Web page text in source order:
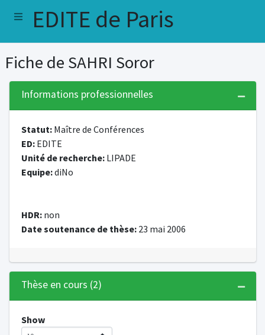
EDITE de Paris
Fiche de SAHRI Soror
Informations professionnelles
Statut: Maître de Conférences
ED: EDITE
Unité de recherche: LIPADE
Equipe:diNo
HDR: non
Date soutenance de thèse: 23 mai 2006
Thèse en cours (2)
Show